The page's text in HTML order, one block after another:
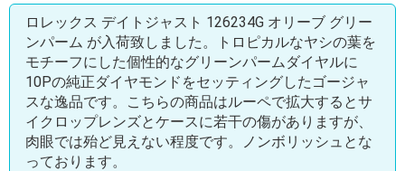
ロレックス デイトジャスト 126234G オリーブ グリー
ンパーム が入荷致しました。トロピカルなヤシの葉を
モチーフにした個性的なグリーンパームダイヤルに
10Pの純正ダイヤモンドをセッティングしたゴージャ
スな逸品です。こちらの商品はルーペで拡大するとサ
イクロップレンズとケースに若干の傷がありますが、
肉眼では殆ど見えない程度です。ノンボリッシュとな
っております。